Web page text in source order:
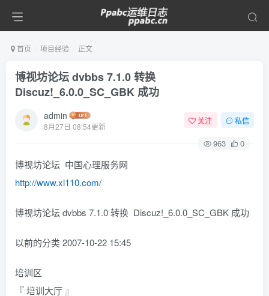
首页 项目经验 正文
博视坊论坛 dvbbs 7.1.0 转换
Discuz!_6.0.0_SC_GBK 成功
admin
8月27日 08:54更新
关注 私信
963 0
博视坊论坛 中国心理服务网
http://www.xl110.com/
博视坊论坛 dvbbs 7.1.0 转换 Discuz!_6.0.0_SC_GBK 成功
以前的分类 2007-10-22 15:45
培训区
『 培训大厅 』